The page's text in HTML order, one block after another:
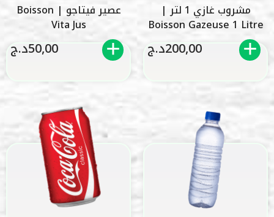
مشروب غازي 1 لتر |
Boisson Gazeuse 1 Litre
200,00د.ج
عصير فيتاجو | Boisson
Vita Jus
50,00د.ج